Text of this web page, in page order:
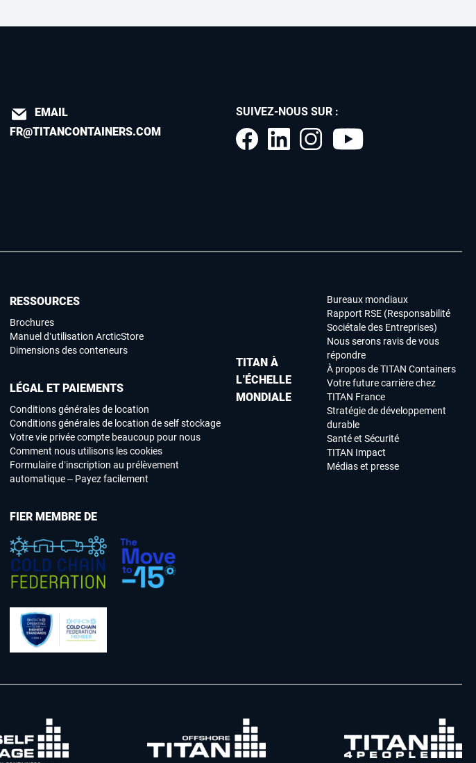
EMAIL
FR@TITANCONTAINERS.COM
SUIVEZ-NOUS SUR :
TITAN À
L’ÉCHELLE
MONDIALE
Bureaux mondiaux
Rapport RSE (Responsabilité
Sociétale des Entreprises)
Nous serons ravis de vous
répondre
À propos de TITAN Containers
Votre future carrière chez
TITAN France
Stratégie de développement
durable
Santé et Sécurité
TITAN Impact
Médias et presse
RESSOURCES
Brochures
Manuel d’utilisation ArcticStore
Dimensions des conteneurs
LÉGAL ET PAIEMENTS
Conditions générales de location
Conditions générales de location de self stockage
Votre vie privée compte beaucoup pour nous
Comment nous utilisons les cookies
Formulaire d’inscription au prélèvement
automatique – Payez facilement
FIER MEMBRE DE